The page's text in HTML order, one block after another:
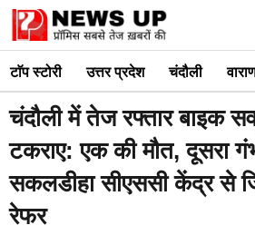
Skip
content
टाॅप स्टोरी उत्तर प्रदेश चंदौली
चंदौली में तेज रफ्तार बाइक
टकराए: एक की मौत, दूसरा
सकलडीहा सीएससी केंद्र से
रेफर